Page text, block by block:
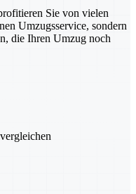
Sie von vielen
Umzugsservice, sondern
die Ihren Umzug noch